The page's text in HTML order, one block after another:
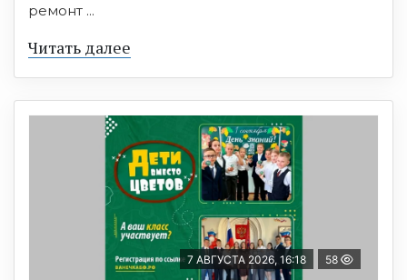
ремонт ...
Читать далее
7 АВГУСТА 2026, 16:18 58